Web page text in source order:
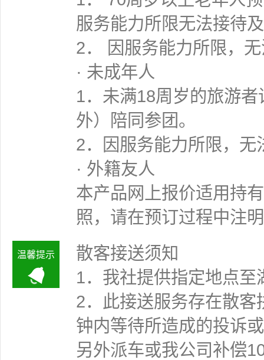
服务能力所限无法接待
2． 因服务能力所限，
· 未成年人
1．未满18周岁的旅游
外）陪同参团。
2．因服务能力所限，
· 外籍友人
本产品网上报价适用持
照，请在预订过程中注
温馨提示
散客接送须知
1．我社提供指定地点
2．此接送服务存在散
钟内等待所造成的投诉
另外派车或我公司补偿